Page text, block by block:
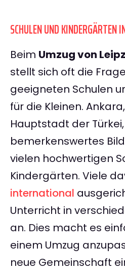
SCHULEN UND KINDERGÄRTEN
Beim Umzug von
stellt sich oft die
geeigneten Schulen
für die Kleinen.
Hauptstadt der
bemerkenswertes
vielen hochwertigen
Kindergärten. Viele
international
Unterricht in
an. Dies macht es
einem Umzug
neue Gemeinschaft